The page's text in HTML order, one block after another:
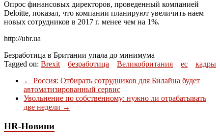
Опрос финансовых директоров, проведенный компанией
Deloitte, показал, что компании планируют увеличить наем
новых сотрудников в 2017 г. менее чем на 1%.
http://ubr.ua
Безработица в Британии упала до минимума
Tagged on: Brexit безработица Великобритания ес
кадры
← Россия: Отбирать сотрудников для Билайна будет
автоматизированный сервис
Увольнение по собственному: нужно ли отрабатывать
две недели →
HR-Новини